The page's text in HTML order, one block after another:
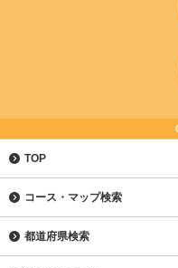
TOP
コース・マップ検索
都道府県検索